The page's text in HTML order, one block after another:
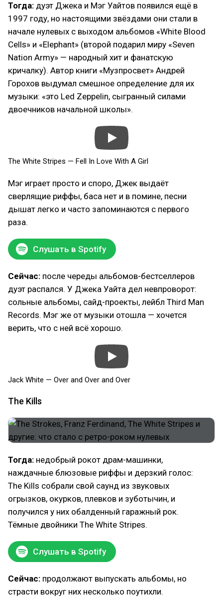
Тогда: дуэт Джека и Мэг Уайтов появился ещё в
1997 году, но настоящими звёздами они стали в
начале нулевых с выходом альбомов «White Blood
Cells» и «Elephant» (второй подарил миру «Seven
Nation Army» — народный хит и фанатскую
кричалку). Автор книги «Музпросвет» Андрей
Горохов выдумал смешное определение для их
музыки: «это Led Zeppelin, сыгранный силами
двоечников начальной школы».
The White Stripes — Fell In Love With A Girl
Мэг играет просто и споро, Джек выдаёт
сверлящие риффы, баса нет и в помине, песни
дышат легко и часто запоминаются с первого
раза.
Слушать в Spotify
Сейчас: после череды альбомов-бестселлеров
дуэт распался. У Джека Уайта дел невпроворот:
сольные альбомы, сайд-проекты, лейбл Third Man
Records. Мэг же от музыки отошла — хочется
верить, что с ней всё хорошо.
Jack White — Over and Over and Over
The Kills
Тогда: недобрый рокот драм-машинки,
наждачные блюзовые риффы и дерзкий голос:
The Kills собрали свой саунд из звуковых
огрызков, окурков, плевков и зуботычин, и
получился у них обалденный гаражный рок.
Тёмные двойники The White Stripes.
Слушать в Spotify
Сейчас: продолжают выпускать альбомы, но
страсти вокруг них несколько поутихли.